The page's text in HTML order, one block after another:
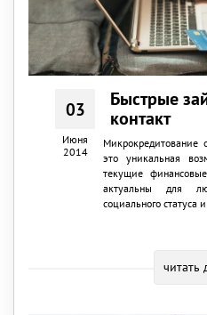
03
Июня
2014
Быстрые
контакт
Микрокредитование
это уникальная
текущие
актуальны для
социального статуса
читать